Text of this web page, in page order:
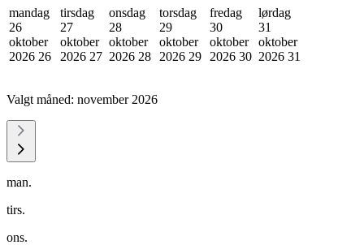
mandag
26
oktober
2026 26
tirsdag
27
oktober
2026 27
onsdag
28
oktober
2026 28
torsdag
29
oktober
2026 29
fredag
30
oktober
2026 30
lørdag
31
oktober
2026 31
Valgt måned: november 2026
man.
tirs.
ons.